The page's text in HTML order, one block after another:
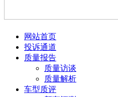
网站首页
投诉通道
质量报告
质量访谈
质量解析
车型质评